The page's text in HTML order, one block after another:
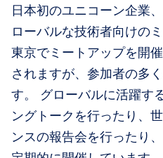
日本初のユニコーン企業、
ローバルな技術者向けの
東京でミートアップを開
されますが、参加者の多
す。 グローバルに活躍す
ングトークを行ったり、
ンスの報告会を行ったり